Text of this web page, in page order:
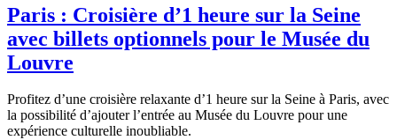
Paris : Croisière d’1 heure sur la Seine
avec billets optionnels pour le Musée du
Louvre
Profitez d’une croisière relaxante d’1 heure sur la Seine à Paris, avec
la possibilité d’ajouter l’entrée au Musée du Louvre pour une
expérience culturelle inoubliable.